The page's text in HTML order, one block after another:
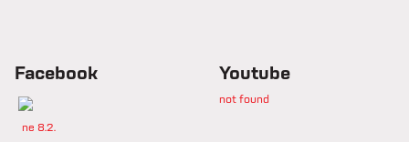
Facebook
ne 8.2.
Youtube
not found